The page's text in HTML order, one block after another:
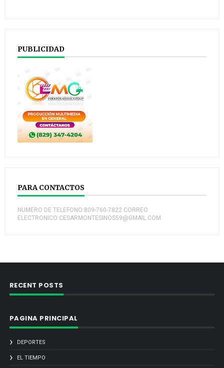
PUBLICIDAD
PARA CONTACTOS
NUMERO DE TELEFONO:809-760-7822 CORREO
ELECTRONICO:CESARMONTESINOS59@GMAIL.COM
RECENT POSTS
PAGINA PRINCIPAL
DEPORTES
EL TIEMPO